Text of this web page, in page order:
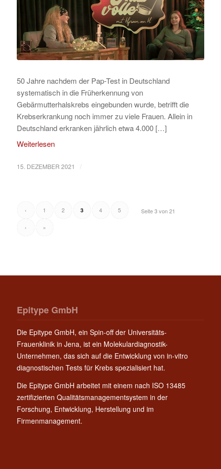
50 Jahre nachdem der Pap-Test in Deutschland
systematisch in die Früherkennung von
Gebärmutterhalskrebs eingebunden wurde, betrifft die
Krebserkrankung noch immer zu viele Frauen. Allein in
Deutschland erkranken jährlich etwa 4.000 […]
Weiterlesen
15. DEZEMBER 2021 /
Seite 3 von 21
‹ 1 2 3 4 5
› »
Epitype GmbH
Die Epitype GmbH, ein Spin-off der Universitäts-
Frauenklinik in Jena, ist ein Molekulardiagnostik-
Unternehmen, das sich auf die Entwicklung von in-vitro
diagnostischen Tests für Krebs spezialisiert hat.
Die Epitype GmbH arbeitet mit einem nach ISO 13485
zertifizierten Qualitätsmanagementsystem in der
Forschung, Entwicklung, Herstellung und im
Firmenmanagement.